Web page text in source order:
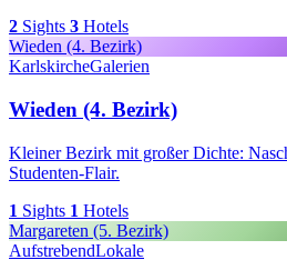
2 Sights 3 Hotels
Wieden (4. Bezirk)
KarlskircheGalerien
Wieden (4. Bezirk)
Kleiner Bezirk mit großer Dichte:
Studenten-Flair.
1 Sights 1 Hotels
Margareten (5. Bezirk)
AufstrebendLokale